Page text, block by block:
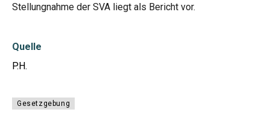
Stellungnahme der SVA liegt als Bericht vor.
Quelle
P.H.
Gesetzgebung